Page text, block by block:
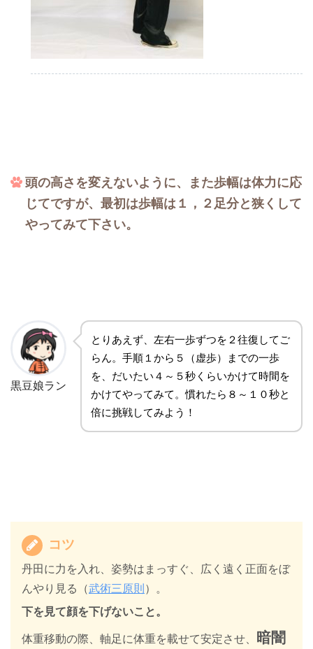
頭の高さを変えないように、また歩幅は体力に応
じてですが、最初は歩幅は１，２足分と狭くして
やってみて下さい。
黒豆娘ラン
とりあえず、左右一歩ずつを２往復してご
らん。手順１から５（虚歩）までの一歩
を、だいたい４～５秒くらいかけて時間を
かけてやってみて。慣れたら８～１０秒と
倍に挑戦してみよう！
コツ
丹田に力を入れ、姿勢はまっすぐ、広く遠く正面をぼ
んやり見る（武術三原則 ）。
下を見て顔を下げないこと。
体重移動の際、軸足に体重を載せて安定させ、
暗闇